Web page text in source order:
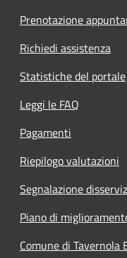
Prenotazione
Richiedi assistenza
Statistiche del portale
Leggi le FAQ
Pagamenti
Riepilogo valutazioni
Segnalazione
Piano di
Comune di Tavernola